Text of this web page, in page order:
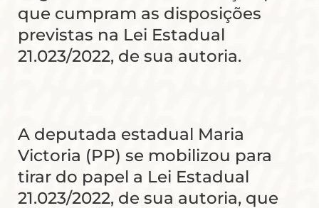
que cumpram as disposições
previstas na Lei Estadual
21.023/2022, de sua autoria.
A deputada estadual Maria
Victoria (PP) se mobilizou para
tirar do papel a Lei Estadual
21.023/2022, de sua autoria, que